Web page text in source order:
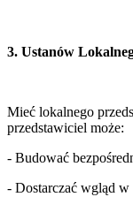
3. Ustanów
Mieć lokalnego
przedstawiciel może:
- Budować
- Dostarczać wgląd